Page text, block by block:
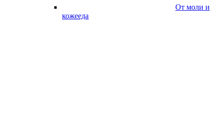
От моли и
кожееда